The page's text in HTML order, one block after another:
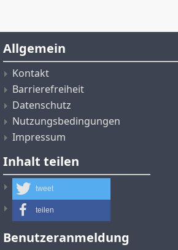
Allgemein
Kontakt
Barrierefreiheit
Datenschutz
Nutzungsbedingungen
Impressum
Inhalt teilen
tweet
teilen
Benutzeranmeldung